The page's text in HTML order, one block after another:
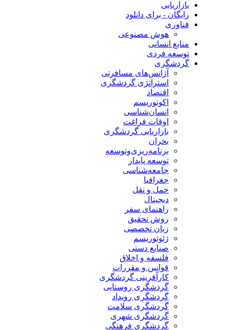
بازاریابی
رایگان - برای دانلود
فناوری
هوش مصنوعی
منابع انسانی
توسعه فردی
گردشگری
آژانس‌های مسافرتی
استراتژی گردشگری
اقتصاد
اکوتوریسم
انسان‌شناسی
اوقات فراغت
بازاریابی گردشگری
بحران
برنامه‌ریزی‌وتوسعه
توسعه پایدار
جامعه‌شناسی
جغرافیا
حمل و نقل
دیجیتال
راهنمای سفر
روش تحقیق
زبان تخصصی
ژئوتوریسم
صنایع دستی
فلسفه و اخلاق
قوانین و مقررات
کارآفرینی گردشگری
گردشگری روستایی
گردشگری رویداد
گردشگری سلامت
گردشگری شهری
گردشگری فرهنگی